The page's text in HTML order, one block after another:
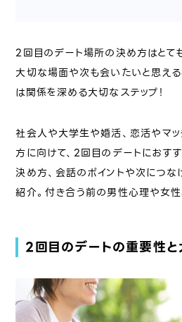
2回目のデート場所の決め方はとて
大切な場面や次も会いたいと思え
は関係を深める大切なステップ！
社会人や大学生や婚活、恋活やマ
方に向けて、2回目のデートにおす
決め方、会話のポイントや次につな
紹介。付き合う前の男性心理や女性
2回目のデートの重要性と